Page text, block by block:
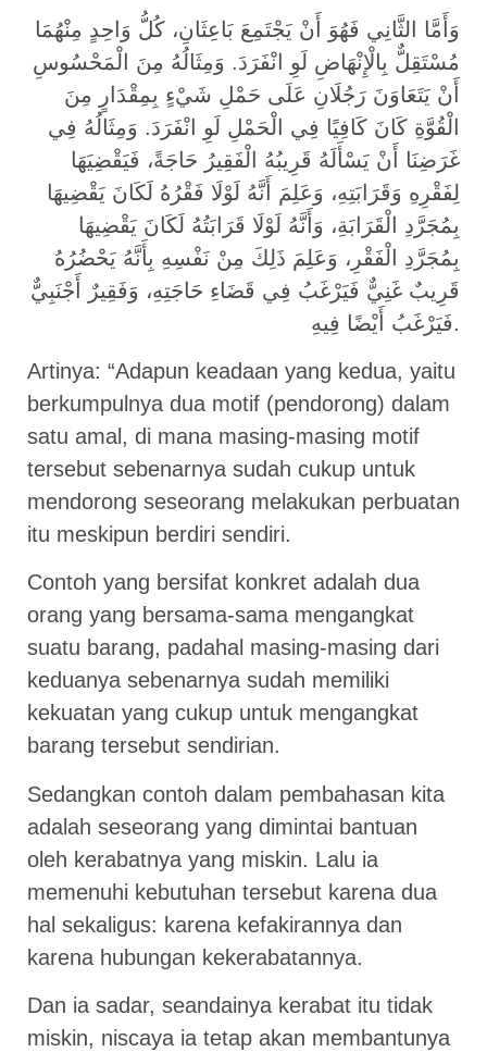
وَأَمَّا الثَّانِي فَهُوَ أَنْ يَجْتَمِعَ بَاعِثَانِ، كُلُّ وَاحِدٍ مِنْهُمَا
مُسْتَقِلٌّ بِالْإِنْهَاضِ لَوِ انْفَرَدَ. وَمِثَالُهُ مِنَ الْمَحْسُوسِ
أَنْ يَتَعَاوَنَ رَجُلَانِ عَلَى حَمْلِ شَيْءٍ بِمِقْدَارٍ مِنَ
الْقُوَّةِ كَانَ كَافِيًا فِي الْحَمْلِ لَوِ انْفَرَدَ. وَمِثَالُهُ فِي
غَرَضِنَا أَنْ يَسْأَلَهُ قَرِيبُهُ الْفَقِيرُ حَاجَةً، فَيَقْضِيَهَا
لِفَقْرِهِ وَقَرَابَتِهِ، وَعَلِمَ أَنَّهُ لَوْلَا فَقْرُهُ لَكَانَ يَقْضِيهَا
بِمُجَرَّدِ الْقَرَابَةِ، وَأَنَّهُ لَوْلَا قَرَابَتُهُ لَكَانَ يَقْضِيهَا
بِمُجَرَّدِ الْفَقْرِ، وَعَلِمَ ذَلِكَ مِنْ نَفْسِهِ بِأَنَّهُ يَحْضُرُهُ
قَرِيبٌ غَنِيٌّ فَيَرْغَبُ فِي قَضَاءِ حَاجَتِهِ، وَفَقِيرٌ أَجْنَبِيٌّ
فَيَرْغَبُ أَيْضًا فِيهِ.
Artinya: “Adapun keadaan yang kedua, yaitu
berkumpulnya dua motif (pendorong) dalam
satu amal, di mana masing-masing motif
tersebut sebenarnya sudah cukup untuk
mendorong seseorang melakukan perbuatan
itu meskipun berdiri sendiri.
Contoh yang bersifat konkret adalah dua
orang yang bersama-sama mengangkat
suatu barang, padahal masing-masing dari
keduanya sebenarnya sudah memiliki
kekuatan yang cukup untuk mengangkat
barang tersebut sendirian.
Sedangkan contoh dalam pembahasan kita
adalah seseorang yang dimintai bantuan
oleh kerabatnya yang miskin. Lalu ia
memenuhi kebutuhan tersebut karena dua
hal sekaligus: karena kefakirannya dan
karena hubungan kekerabatannya.
Dan ia sadar, seandainya kerabat itu tidak
miskin, niscaya ia tetap akan membantunya